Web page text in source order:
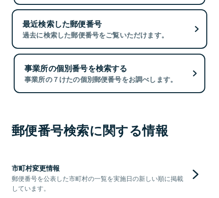
最近検索した郵便番号
過去に検索した郵便番号をご覧いただけます。
事業所の個別番号を検索する
事業所の７けたの個別郵便番号をお調べします。
郵便番号検索に関する情報
市町村変更情報
郵便番号を公表した市町村の一覧を実施日の新しい順に掲載
しています。